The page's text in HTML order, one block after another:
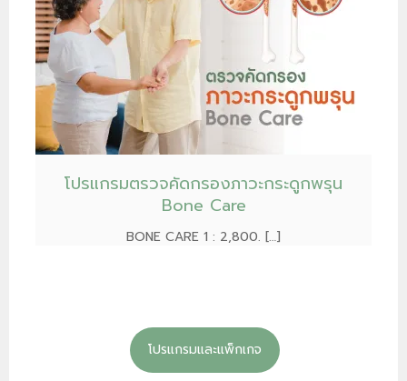
โปรแกรมตรวจคัดกรองภาวะกระดูกพรุน
Bone Care
BONE CARE 1 : 2,800. […]
โปรแกรมและแพ็กเกจ